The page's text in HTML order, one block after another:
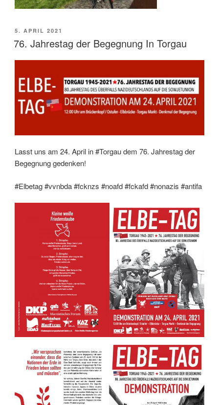
VERÖFFENTLICHT
AM
5. APRIL 2021
76. Jahrestag der Begegnung In Torgau
Lasst uns am 24. April in #Torgau dem 76. Jahrestag der
Begegnung gedenken!
#Elbetag #vvnbda #fcknzs #noafd #fckafd #nonazis #antifa